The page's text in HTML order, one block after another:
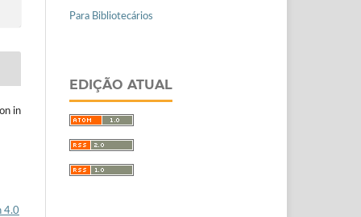
in
4.0
Para Bibliotecários
EDIÇÃO ATUAL